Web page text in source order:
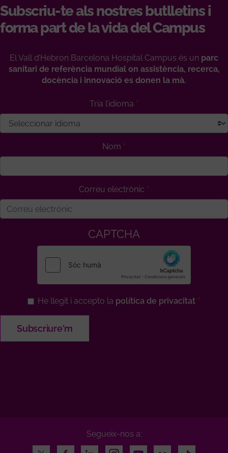
Subscriu-te als nostres butlletins i
forma part de la vida del Campus
El Vall d’Hebron Barcelona Hospital Campus és un parc
sanitari de referència mundial on assistència, recerca,
docència i innovació es donen la mà.
Tria l’idioma
Nom
Correu electrònic
CAPTCHA
He llegit i accepto la política de privacitat
Segueix-nos a:
Twitter
FacebookLinkedInInstagramYoutubeFlickr TikTok